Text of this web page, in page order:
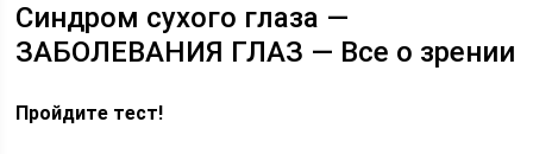
Синдром сухого глаза —
ЗАБОЛЕВАНИЯ ГЛАЗ — Все о зрении
Пройдите тест!